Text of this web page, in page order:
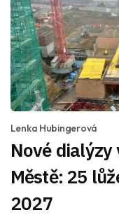
Lenka Hubingerová
Nové dialýzy
Městě: 25
2027